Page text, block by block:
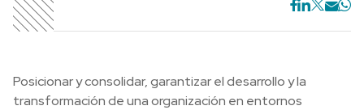
Posicionar y consolidar, garantizar el desarrollo y la
transformación de una organización en entornos